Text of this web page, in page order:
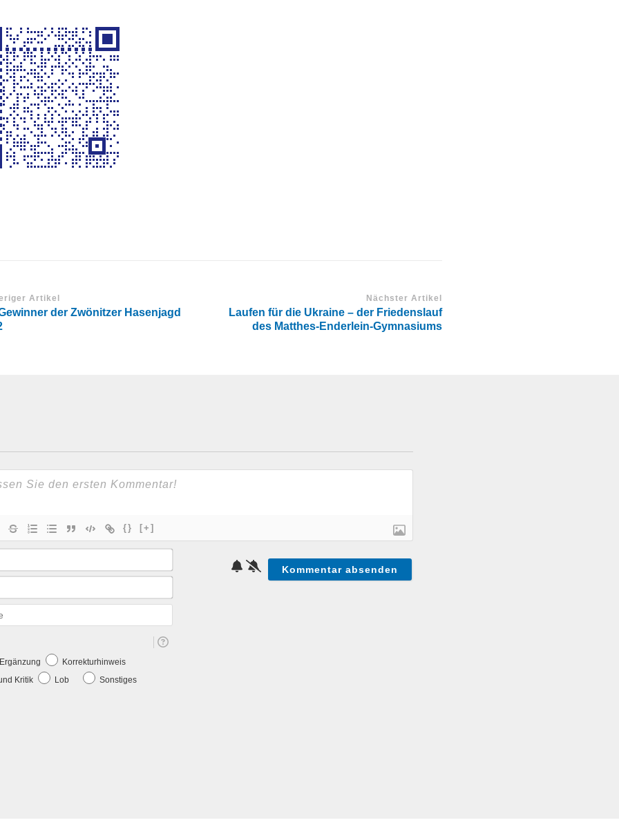
Artikel
der Zwönitzer Hasenjagd
Nächster Artikel
Laufen für die Ukraine – der Friedenslauf
des Matthes-Enderlein-Gymnasiums
{} [+]
Name*
E-
Mail*
Webseite
Korrekturhinweis
Kritik
Lob Sonstiges